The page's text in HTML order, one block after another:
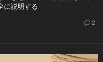
説明する
2